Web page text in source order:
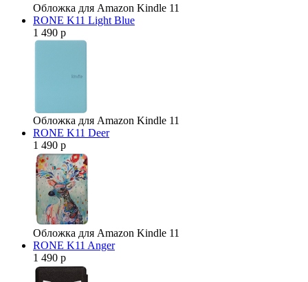
Обложка для Amazon Kindle 11
RONE K11 Light Blue
1 490 р
Обложка для Amazon Kindle 11
RONE K11 Deer
1 490 р
Обложка для Amazon Kindle 11
RONE K11 Anger
1 490 р